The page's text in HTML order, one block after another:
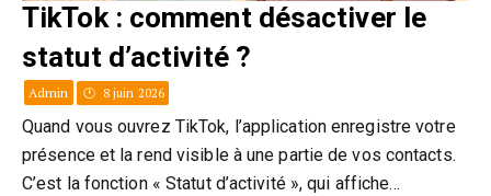
TikTok : comment désactiver le
statut d’activité ?
Admin 8 juin 2026
Quand vous ouvrez TikTok, l’application enregistre votre
présence et la rend visible à une partie de vos contacts.
C’est la fonction « Statut d’activité », qui affiche…